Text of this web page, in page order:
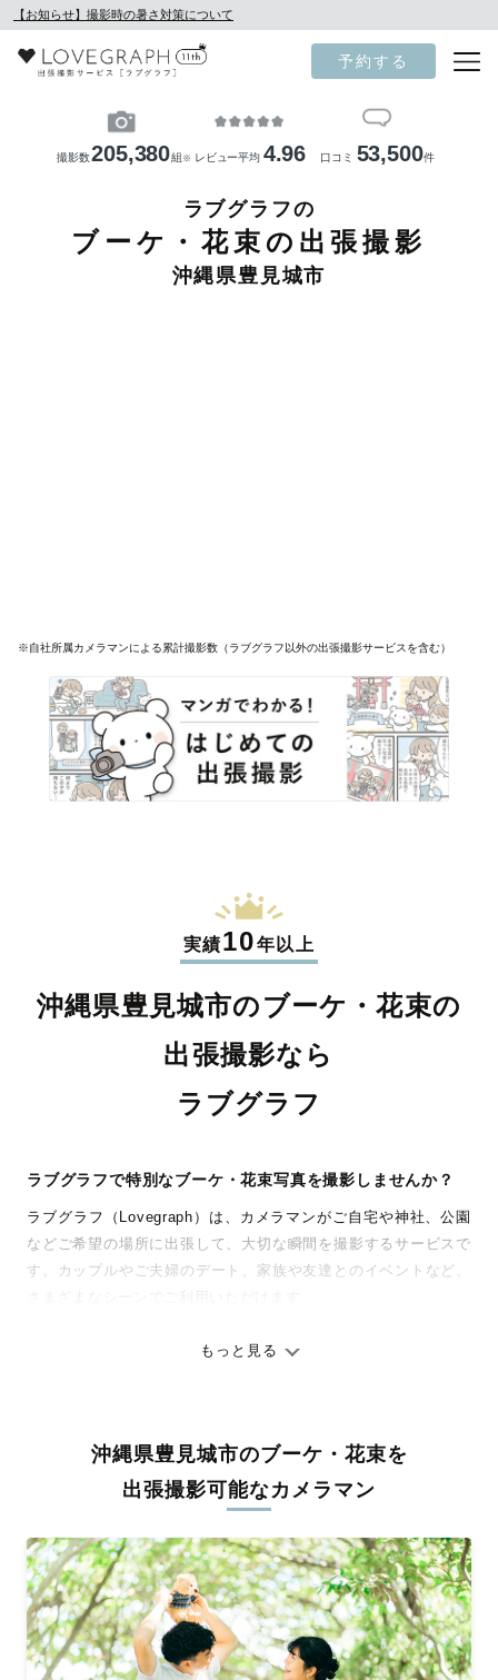
【お知らせ】撮影時の暑さ対策について
予約する
撮影数205,380組 ※ レビュー平均 4.96 口コミ 53,500件
ラブグラフの
ブーケ・花束の出張撮影
沖縄県豊見城市
※自社所属カメラマンによる累計撮影数（ラブグラフ以外の出張撮影サービスを含む）
実績10年以上
沖縄県豊見城市のブーケ・花束の
出張撮影なら
ラブグラフ
ラブグラフで特別なブーケ・花束写真を撮影しませんか？
ラブグラフ（Lovegraph）は、カメラマンがご自宅や神社、公園
などご希望の場所に出張して、大切な瞬間を撮影するサービスで
す。カップルやご夫婦のデート、家族や友達とのイベントなど、
ありのままの空気感を大切に、何十年経っても見返したくなるよ
料金は全国どこでも一律。わかりやすく安心の価格設定です。オ
リジナルの研修と厳正な審査に合格し、撮影技術やホスピタリテ
ィを身につけたプロのカメラマンが全国47都道府県に在籍してい
験をお届けします。
丁寧なレタッチで思い出を美しく仕上げます
撮影後は、独自の編集技術で写真の明るさや色合いを丁寧に調
整。自然な雰囲気を残しつつも、おしゃれで洗練された仕上がり
もっと見る
沖縄県豊見城市のブーケ・花束を
出張撮影可能なカメラマン